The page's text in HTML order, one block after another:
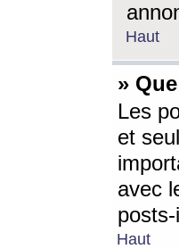
Haut
»
Les
et
avec
Haut